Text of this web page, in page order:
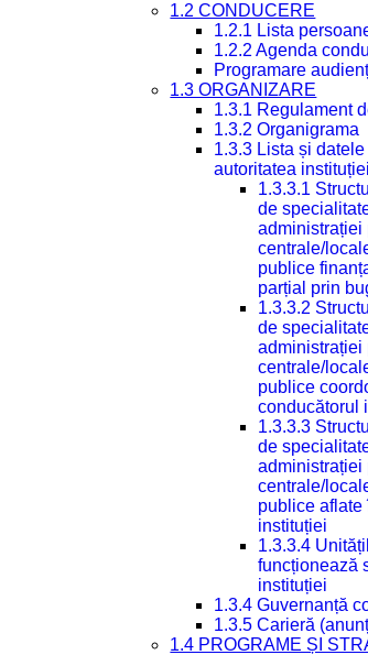
1.2 CONDUCERE
1.2.1 Lista
1.2.2 Agenda
Programare
1.3 ORGANIZARE
1.3.1 Regulament
1.3.2 Organigrama
1.3.3 Lista și
autoritatea instituției
1.3.3.1
de
administrației
centrale/
publice
parțial prin
1.3.3.2
de
administrației
centrale/
publice
conducătorul
1.3.3.3
de
administrației
centrale/
publice aflate
instituției
1.3.3.4
funcționează
instituției
1.3.4 Guvernanță
1.3.5 Carieră
1.4 PROGRAME ȘI